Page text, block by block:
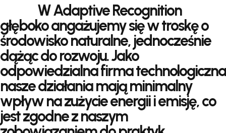
W Adaptive Recognition
głęboko angażujemy się w troskę o
środowisko naturalne, jednocześnie
dążąc do rozwoju. Jako
odpowiedzialna firma technologiczna
nasze działania mają minimalny
wpływ na zużycie energii i emisję, co
jest zgodne z naszym